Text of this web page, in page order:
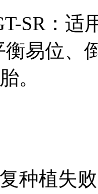
：适用
衡易位、
。
植失败